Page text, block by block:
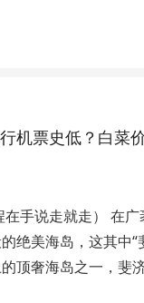
机票史低？白菜
手说走就走） 在
绝美海岛，这其中“
顶奢海岛之一，斐